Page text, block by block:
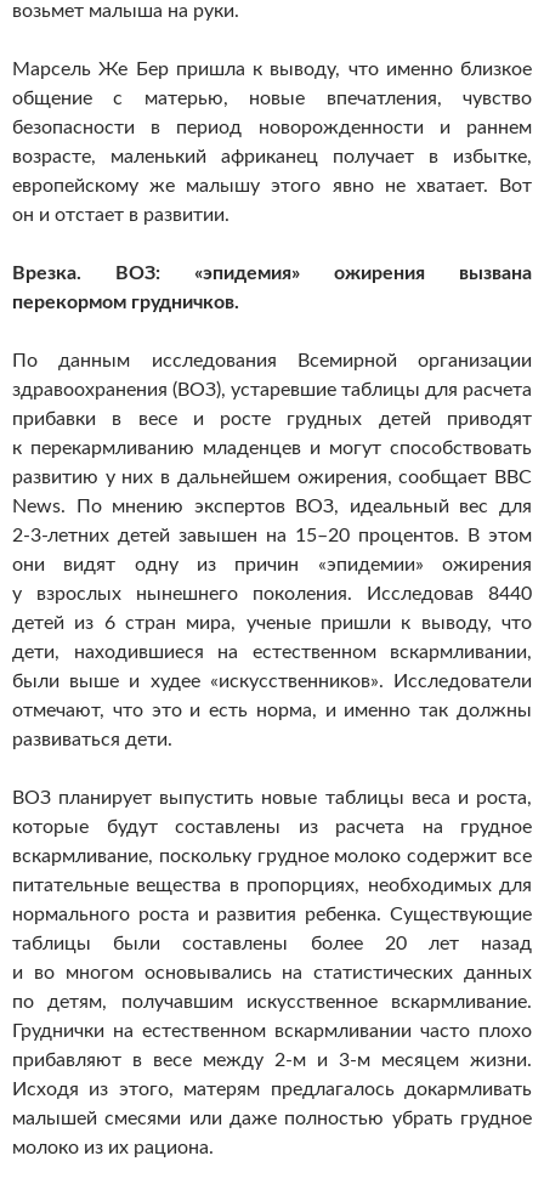
возьмет малыша на руки.
Марсель Же Бер пришла к выводу, что именно близкое
общение с матерью, новые впечатления, чувство
безопасности в период новорожденности и раннем
возрасте, маленький африканец получает в избытке,
европейскому же малышу этого явно не хватает. Вот
он и отстает в развитии.
Врезка. ВОЗ: «эпидемия» ожирения вызвана
перекормом грудничков.
По данным исследования Всемирной организации
здравоохранения (ВОЗ), устаревшие таблицы для расчета
прибавки в весе и росте грудных детей приводят
к перекармливанию младенцев и могут способствовать
развитию у них в дальнейшем ожирения, сообщает BBC
News. По мнению экспертов ВОЗ, идеальный вес для
2-3-летних детей завышен на 15–20 процентов. В этом
они видят одну из причин «эпидемии» ожирения
у взрослых нынешнего поколения. Исследовав 8440
детей из 6 стран мира, ученые пришли к выводу, что
дети, находившиеся на естественном вскармливании,
были выше и худее «искусственников». Исследователи
отмечают, что это и есть норма, и именно так должны
развиваться дети.
ВОЗ планирует выпустить новые таблицы веса и роста,
которые будут составлены из расчета на грудное
вскармливание, поскольку грудное молоко содержит все
питательные вещества в пропорциях, необходимых для
нормального роста и развития ребенка. Существующие
таблицы были составлены более 20 лет назад
и во многом основывались на статистических данных
по детям, получавшим искусственное вскармливание.
Груднички на естественном вскармливании часто плохо
прибавляют в весе между 2-м и 3-м месяцем жизни.
Исходя из этого, матерям предлагалось докармливать
малышей смесями или даже полностью убрать грудное
молоко из их рациона.